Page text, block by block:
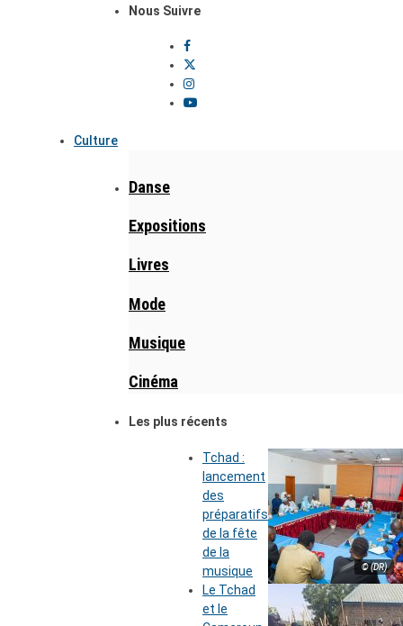
Nous Suivre
Culture
Danse
Expositions
Livres
Mode
Musique
Cinéma
Les plus récents
© (DR)
Tchad :
lancement
des
préparatifs
de la fête
de la
musique
Le Tchad
et le